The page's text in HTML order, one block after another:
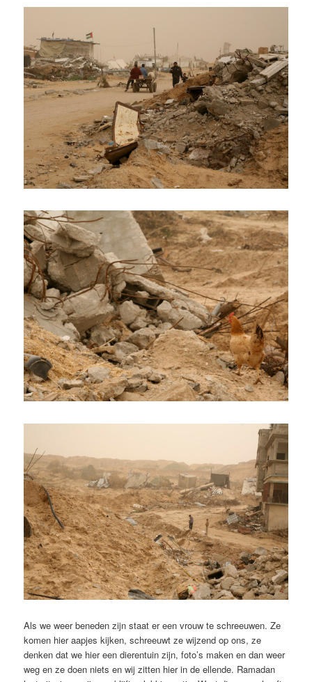
Als we weer beneden zijn staat er een vrouw te schreeuwen. Ze
komen hier aapjes kijken, schreeuwt ze wijzend op ons, ze
denken dat we hier een dierentuin zijn, foto’s maken en dan weer
weg en ze doen niets en wij zitten hier in de ellende. Ramadan